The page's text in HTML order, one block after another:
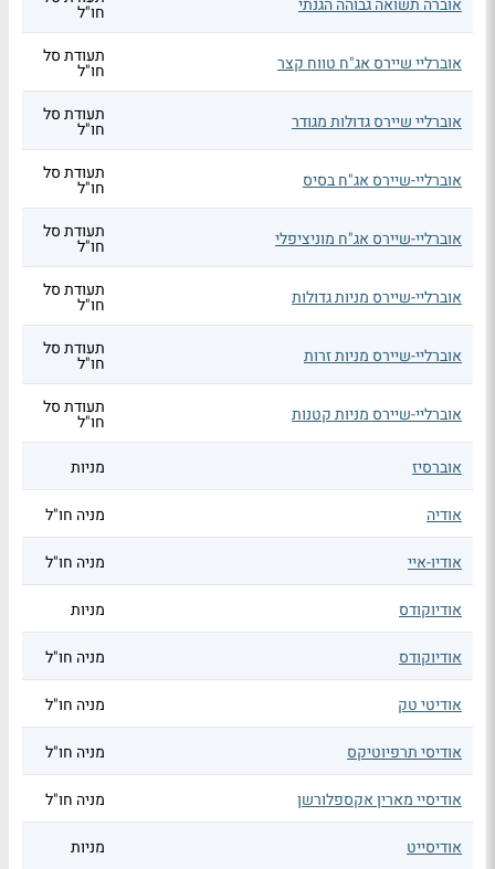
אוברה תשואה גבוהה הגנתי חו"ל
אוברליי שיירס אג"ח טווח קצר תעודת סל
חו"ל
אוברליי שיירס גדולות מגודר תעודת סל
חו"ל
אוברליי-שיירס אג"ח בסיס תעודת סל
חו"ל
אוברליי-שיירס אג"ח מוניציפלי תעודת סל
חו"ל
אוברליי-שיירס מניות גדולות תעודת סל
חו"ל
אוברליי-שיירס מניות זרות תעודת סל
חו"ל
אוברליי-שיירס מניות קטנות תעודת סל
חו"ל
אוברסיז
מניות
אודיה מניה חו"ל
אודיו-איי מניה חו"ל
אודיוקודס מניות
אודיוקודס מניה חו"ל
אודיטי טק מניה חו"ל
אודיסי תרפיוטיקס מניה חו"ל
אודיסיי מארין אקספלורשן מניה חו"ל
אודיסייט מניות